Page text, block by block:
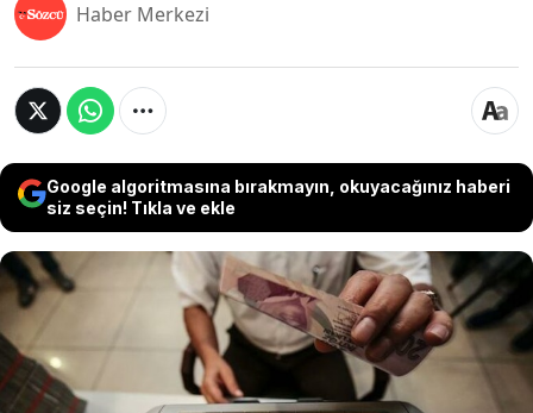
Haber Merkezi
Google algoritmasına bırakmayın, okuyacağınız haberi
siz seçin! Tıkla ve ekle
Üç aya kadar vadeli ortalama TL mevduat
faizleri 21 yıl sonra ilk defa yüzde 50'yi
aştı. İhtiyaç kredisi faizleri ise yüzde 60'larda